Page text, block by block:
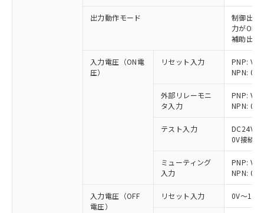
出力動作モード
制御出力
力がON)
補助出力
入力電圧（ON電
圧）
リセット入力
PNP: Vs-
NPN: 0
外部リレーモニ
タ入力
PNP: Vs-
NPN: 0
テスト入力
DC24V
0V接続
ミューティング
入力
PNP: Vs-
NPN: 0
入力電圧（OFF
電圧）
リセット入力 0V～1/